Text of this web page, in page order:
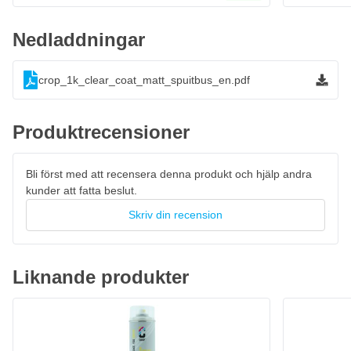
Helt härdad efter 120 minuter vid 20 °C
Vill du köpa en 2K-sprayburk med matt klarlack?
Vill du hellre köpa en matt 2K-klarlack i sprayburk? Välj då CROP
kemikalier, syror och andra yttre påverkan.
Nedladdningar
crop_1k_clear_coat_matt_spuitbus_en.pdf
Produktrecensioner
Bli först med att recensera denna produkt och hjälp andra
kunder att fatta beslut.
Skriv din recension
Liknande produkter